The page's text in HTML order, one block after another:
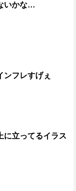
いかな…
ンフレすげぇ
に立ってるイラス